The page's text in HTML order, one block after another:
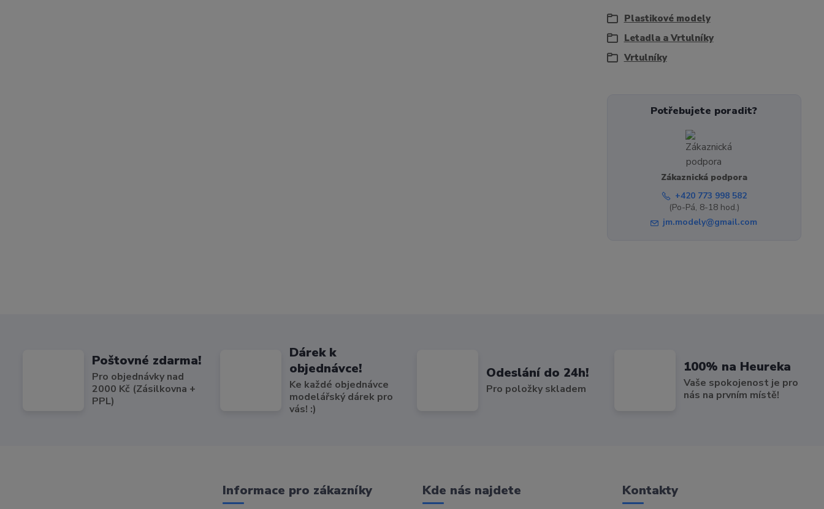
Plastikové modely
Letadla a Vrtulníky
Vrtulníky
Potřebujete poradit?
Zákaznická podpora
+420 773 998 582
(Po-Pá, 8-18 hod.)
jm.modely@gmail.com
Poštovné zdarma!
Pro objednávky nad
2000 Kč (Zásilkovna +
PPL)
Dárek k
objednávce!
Ke každé objednávce
modelářský dárek pro
vás! :)
Odeslání do 24h!
Pro položky skladem
100% na Heureka
Vaše spokojenost je pro
nás na prvním místě!
Informace pro zákazníky Kde nás najdete Kontakty